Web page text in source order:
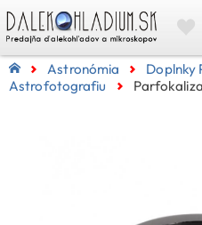
Astronómia
Doplnky
Astrofotografiu